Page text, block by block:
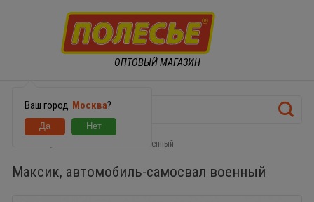
ОПТОВЫЙ МАГАЗИН
Ваш город Москва?
Максик, автомобиль-самосвал военный
Максик, автомобиль-самосвал военный